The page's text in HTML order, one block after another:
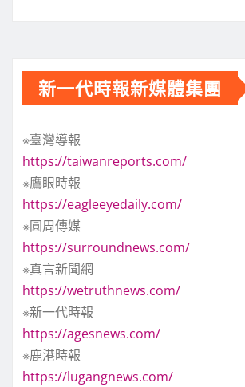
新一代時報新媒體集團
※臺灣導報
https://taiwanreports.com/
※鷹眼時報
https://eagleeyedaily.com/
※圓周傳媒
https://surroundnews.com/
※真言新聞網
https://wetruthnews.com/
※新一代時報
https://agesnews.com/
※鹿港時報
https://lugangnews.com/